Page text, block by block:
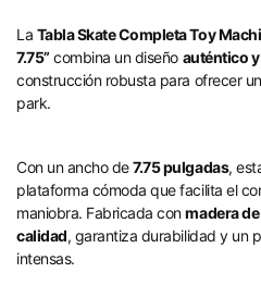
La Tabla Skate Completa Toy
7.75”combina un diseño auténtico
construcción robusta para ofrecer
park.
Con un ancho de7.75 pulgadas,
plataforma cómoda que facilita el
maniobra. Fabricada conmadera
calidad, garantiza durabilidad y un
intensas.